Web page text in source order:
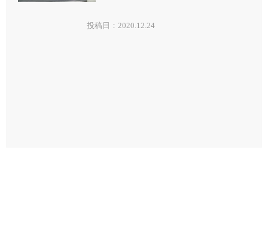
投稿日：2020.12.24